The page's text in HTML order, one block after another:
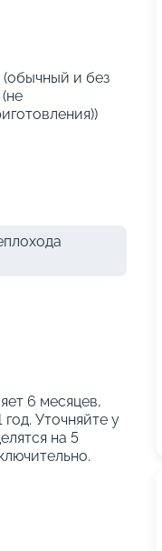
(обычный и без
6 месяцев,
Уточняйте у
на 5